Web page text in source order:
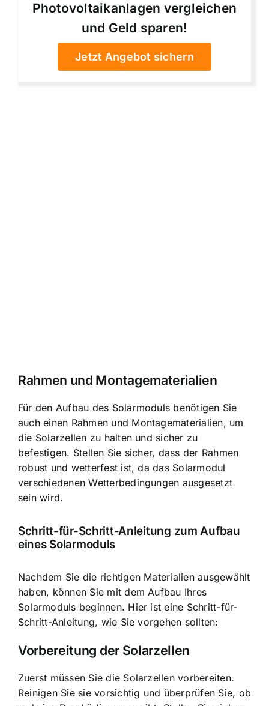
Photovoltaikanlagen vergleichen
und Geld sparen!
Jetzt Angebot sichern
Rahmen und Montagematerialien
Für den Aufbau des Solarmoduls benötigen Sie
auch einen Rahmen und Montagematerialien, um
die Solarzellen zu halten und sicher zu
befestigen. Stellen Sie sicher, dass der Rahmen
robust und wetterfest ist, da das Solarmodul
verschiedenen Wetterbedingungen ausgesetzt
sein wird.
Schritt-für-Schritt-Anleitung zum Aufbau
eines Solarmoduls
Nachdem Sie die richtigen Materialien ausgewählt
haben, können Sie mit dem Aufbau Ihres
Solarmoduls beginnen. Hier ist eine Schritt-für-
Schritt-Anleitung, wie Sie vorgehen sollten:
Vorbereitung der Solarzellen
Zuerst müssen Sie die Solarzellen vorbereiten.
Reinigen Sie sie vorsichtig und überprüfen Sie, ob